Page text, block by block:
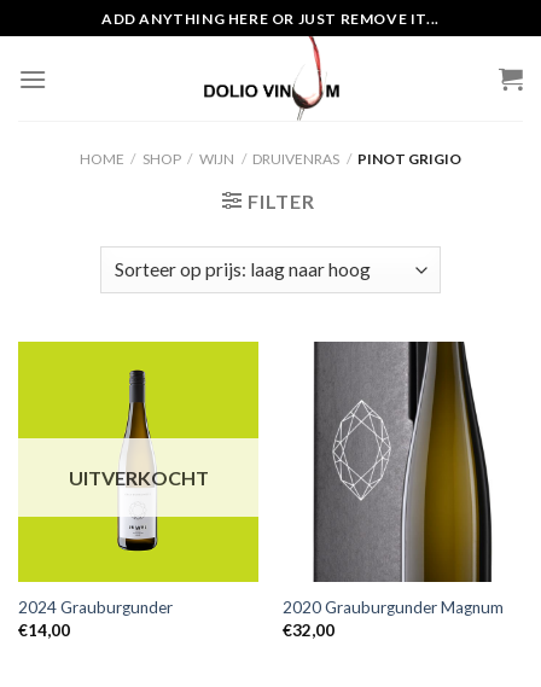
to
content
ADD ANYTHING HERE OR JUST REMOVE IT...
HOME / SHOP / WIJN / DRUIVENRAS / PINOT GRIGIO
FILTER
UITVERKOCHT
2024 Grauburgunder
€14,00
2020 Grauburgunder Magnum
€32,00